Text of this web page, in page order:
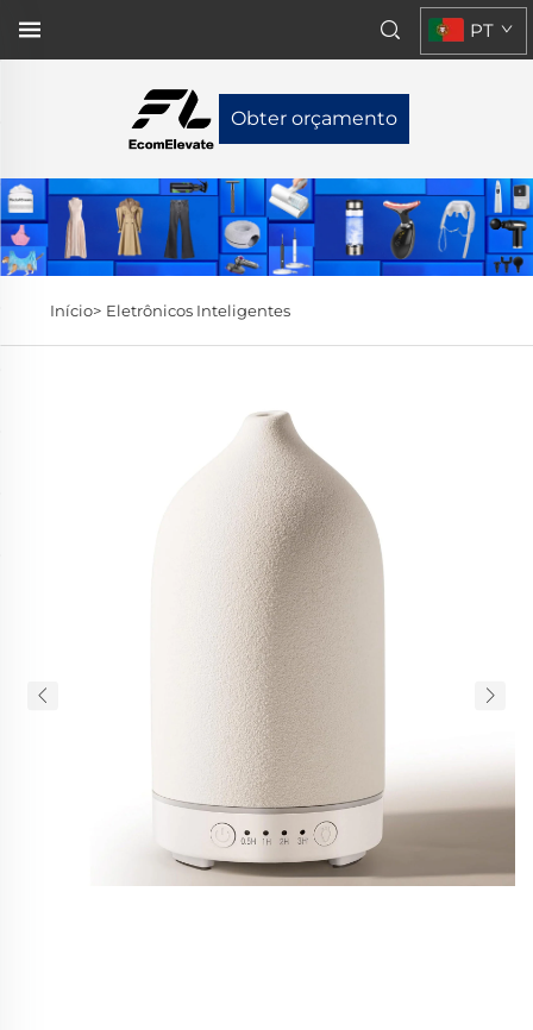
Obter orçamento
PT
Início> Eletrônicos Inteligentes